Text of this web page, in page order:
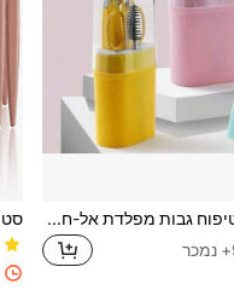
6 יחידות סט טיפוח גבות מפלדת אל-חלד, פינצטה לגבות, מספריים לגבות, קוצץ גבות, מתאים לגברים ונשים, כלי איפור ניידים, איפור, זול, עיצוב חדר, שולחן איפור, טיולים, חדר שינה, אביזרי איפור, פינצטה, זול, ממלאי גרביים, איפור, כלי איפור, דברים זולים, מתנות, מתנות לנשים, מתנות לחג המולד, מתנות, טיולים, דברים זולים, פריטים חיוניים לטיולים